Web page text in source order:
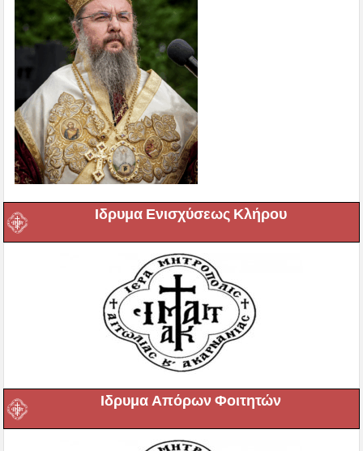
Ιδρυμα Ενισχύσεως Κλήρου
Ιδρυμα Απόρων Φοιτητών